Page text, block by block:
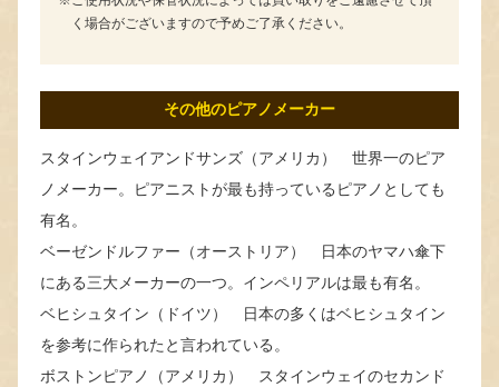
く場合がございますので予めご了承ください。
その他のピアノメーカー
スタインウェイアンドサンズ（アメリカ） 世界一のピア
ノメーカー。ピアニストが最も持っているピアノとしても
有名。
ベーゼンドルファー（オーストリア） 日本のヤマハ傘下
にある三大メーカーの一つ。インペリアルは最も有名。
ベヒシュタイン（ドイツ） 日本の多くはベヒシュタイン
を参考に作られたと言われている。
ボストンピアノ（アメリカ） スタインウェイのセカンド